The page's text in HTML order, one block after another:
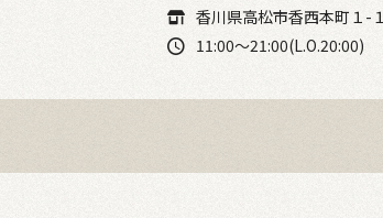
香川県高松市香西本町１-
11:00～21:00(L.O.20:00)